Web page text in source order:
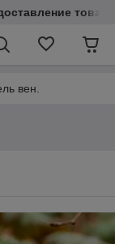
вен.